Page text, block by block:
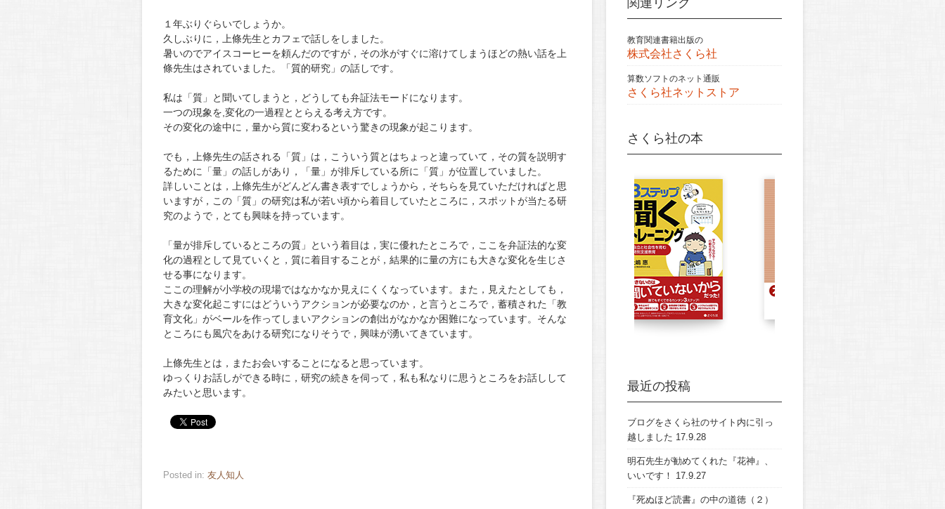
１年ぶりぐらいでしょうか。
久しぶりに，上條先生とカフェで話しをしました。
暑いのでアイスコーヒーを頼んだのですが，その氷がすぐに溶けてしまうほどの熱い話を上
條先生はされていました。「質的研究」の話しです。
私は「質」と聞いてしまうと，どうしても弁証法モードになります。
一つの現象を,変化の一過程ととらえる考え方です。
その変化の途中に，量から質に変わるという驚きの現象が起こります。
でも，上條先生の話される「質」は，こういう質とはちょっと違っていて，その質を説明す
るために「量」の話しがあり，「量」が排斥している所に「質」が位置していました。
詳しいことは，上條先生がどんどん書き表すでしょうから，そちらを見ていただければと思
いますが，この「質」の研究は私が若い頃から着目していたところに，スポットが当たる研
究のようで，とても興味を持っています。
「量が排斥しているところの質」という着目は，実に優れたところで，ここを弁証法的な変
化の過程として見ていくと，質に着目することが，結果的に量の方にも大きな変化を生じさ
せる事になります。
ここの理解が小学校の現場ではなかなか見えにくくなっています。また，見えたとしても，
大きな変化起こすにはどういうアクションが必要なのか，と言うところで，蓄積された「教
育文化」がベールを作ってしまいアクションの創出がなかなか困難になっています。そんな
ところにも風穴をあける研究になりそうで，興味が湧いてきています。
上條先生とは，またお会いすることになると思っています。
ゆっくりお話しができる時に，研究の続きを伺って，私も私なりに思うところをお話しして
みたいと思います。
Posted in: 友人知人
関連リンク
教育関連書籍出版の
株式会社さくら社
算数ソフトのネット通販
さくら社ネットストア
さくら社の本
最近の投稿
ブログをさくら社のサイト内に引っ
越しました 17.9.28
明石先生が勧めてくれた『花神』、
いいです！
17.9.27
『死ぬほど読書』の中の道徳（２）